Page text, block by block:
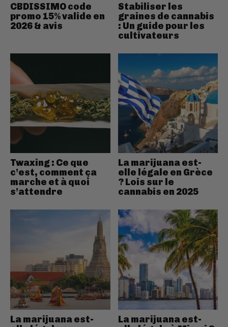
CBDISSIMO code
promo 15% valide en
2026 & avis
Stabiliser les
graines de cannabis
: Un guide pour les
cultivateurs
Twaxing : Ce que
c’est, comment ça
marche et à quoi
s’attendre
La marijuana est-
elle légale en Grèce
? Lois sur le
cannabis en 2025
La marijuana est-
La marijuana est-